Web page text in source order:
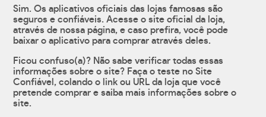
Sim. Os aplicativos oficiais das lojas famosas são
seguros e confiáveis. Acesse o site oficial da loja,
através de nossa página, e caso prefira, você pode
baixar o aplicativo para comprar através deles.
Ficou confuso(a)? Não sabe verificar todas essas
informações sobre o site? Faça o teste no Site
Confiável, colando o link ou URL da loja que você
pretende comprar e saiba mais informações sobre o
site.